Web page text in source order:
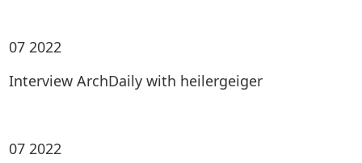
07 2022
Interview ArchDaily with heilergeiger
07 2022